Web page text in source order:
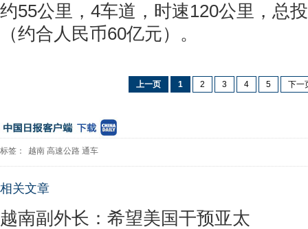
约55公里，4车道，时速120公里，总
（约合人民币60亿元）。
上一页 1 2 3 4 5 下一
标签： 越南 高速公路 通车
相关文章
越南副外长：希望美国干预亚太